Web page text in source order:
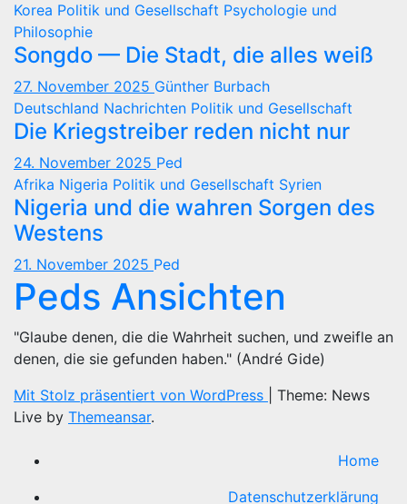
Korea Politik und Gesellschaft Psychologie und
Philosophie
Songdo — Die Stadt, die alles weiß
27. November 2025 Günther Burbach
Deutschland Nachrichten Politik und Gesellschaft
Die Kriegstreiber reden nicht nur
24. November 2025 Ped
Afrika Nigeria Politik und Gesellschaft Syrien
Nigeria und die wahren Sorgen des
Westens
21. November 2025 Ped
Peds Ansichten
"Glaube denen, die die Wahrheit suchen, und zweifle an
denen, die sie gefunden haben." (André Gide)
Mit Stolz präsentiert von WordPress
Theme: News
Live by Themeansar.
Home
Datenschutzerklärung